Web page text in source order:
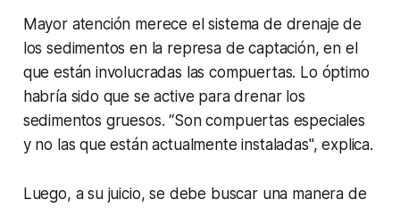
Mayor atención merece el sistema de drenaje de
los sedimentos en la represa de captación, en el
que están involucradas las compuertas. Lo óptimo
habría sido que se active para drenar los
sedimentos gruesos. “Son compuertas especiales
y no las que están actualmente instaladas", explica.
Luego, a su juicio, se debe buscar una manera de